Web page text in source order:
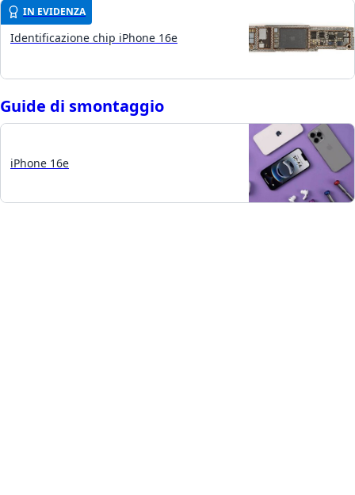
IN EVIDENZA
Identificazione chip iPhone 16e
Guide di smontaggio
iPhone 16e